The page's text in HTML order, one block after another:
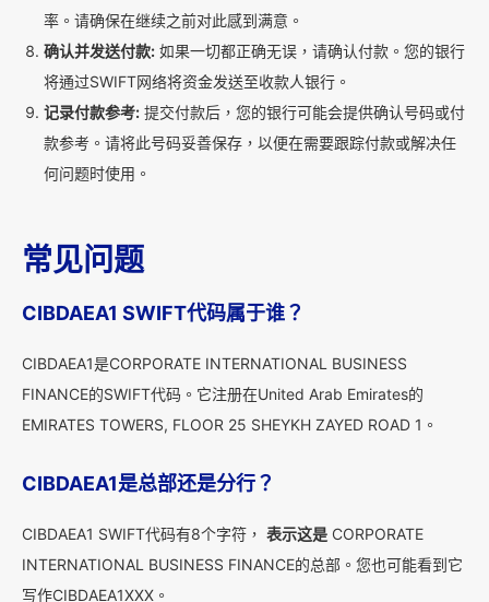
率。请确保在继续之前对此感到满意。
确认并发送付款: 如果一切都正确无误，请确认付款。您的银行
将通过SWIFT网络将资金发送至收款人银行。
记录付款参考: 提交付款后，您的银行可能会提供确认号码或付
款参考。请将此号码妥善保存，以便在需要跟踪付款或解决任
何问题时使用。
常见问题
CIBDAEA1 SWIFT代码属于谁？
CIBDAEA1是CORPORATE INTERNATIONAL BUSINESS
FINANCE的SWIFT代码。它注册在United Arab Emirates的
EMIRATES TOWERS, FLOOR 25 SHEYKH ZAYED ROAD 1。
CIBDAEA1是总部还是分行？
CIBDAEA1 SWIFT代码有8个字符， 表示这是 CORPORATE
INTERNATIONAL BUSINESS FINANCE的总部。您也可能看到它
写作CIBDAEA1XXX。